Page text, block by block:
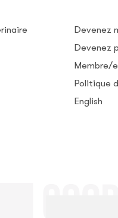
Devenez
Devenez
Membre/
Politique
English